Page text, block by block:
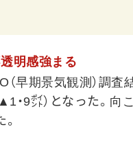
明感強まる
早期景気観測）調査
・9㌽）となった。向